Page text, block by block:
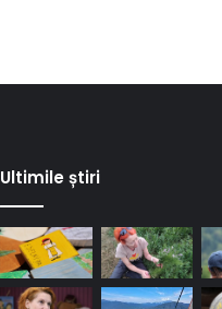
Ultimile știri